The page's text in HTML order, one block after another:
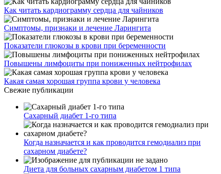
Как читать кардиограмму сердца для чайников
Симптомы, признаки и лечение Ларингита
Показатели глюкозы в крови при беременности
Повышены лимфоциты при пониженных нейтрофилах
Какая самая хорошая группа крови у человека
Свежие публикации
Сахарный диабет 1-го типа
Когда назначается и как проводится гемодиализ при
сахарном диабете?
Диета для больных сахарным диабетом 1 типа